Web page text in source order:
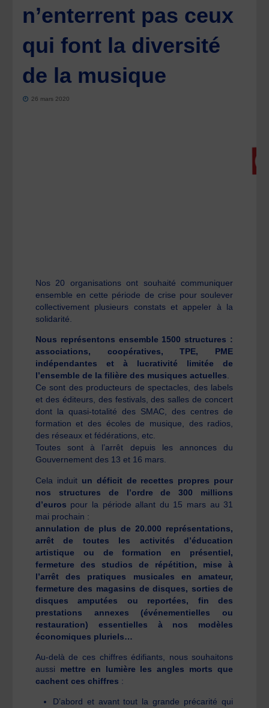
n’enterrent pas ceux
qui font la diversité
de la musique
26 mars 2020
Nos 20 organisations ont souhaité communiquer
ensemble en cette période de crise pour soulever
collectivement plusieurs constats et appeler à la
solidarité.
Nous représentons ensemble 1500 structures :
associations, coopératives, TPE, PME
indépendantes et à lucrativité limitée de
l’ensemble de la filière des musiques actuelles
Ce sont des producteurs de spectacles, des labels
et des éditeurs, des festivals, des salles de concert
dont la quasi-totalité des SMAC, des centres de
formation et des écoles de musique, des radios,
des réseaux et fédérations, etc.
Toutes sont à l’arrêt depuis les annonces du
Gouvernement des 13 et 16 mars.
Cela induit un déficit de recettes propres pour
nos structures de l’ordre de 300 millions
d’euros pour la période allant du 15 mars au 31
mai prochain :
annulation de plus de 20.000 représentations,
arrêt de toutes les activités d’éducation
artistique ou de formation en présentiel,
fermeture des studios de répétition, mise à
l’arrêt des pratiques musicales en amateur,
fermeture des magasins de disques, sorties de
disques amputées ou reportées, fin des
prestations annexes (événementielles ou
restauration) essentielles à nos modèles
économiques pluriels…
Au-delà de ces chiffres édifiants, nous souhaitons
aussi mettre en lumière les angles morts que
cachent ces chiffres :
D’abord et avant tout la grande précarité qui